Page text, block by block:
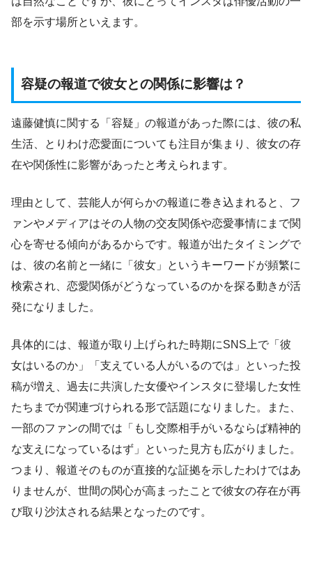
部を示す場所といえます。
容疑の報道で彼女との関係に影響は？
遠藤健慎に関する「容疑」の報道があった際には、彼の私
生活、とりわけ恋愛面についても注目が集まり、彼女の存
在や関係性に影響があったと考えられます。
理由として、芸能人が何らかの報道に巻き込まれると、フ
ァンやメディアはその人物の交友関係や恋愛事情にまで関
心を寄せる傾向があるからです。報道が出たタイミングで
は、彼の名前と一緒に「彼女」というキーワードが頻繁に
検索され、恋愛関係がどうなっているのかを探る動きが活
発になりました。
具体的には、報道が取り上げられた時期にSNS上で「彼
女はいるのか」「支えている人がいるのでは」といった投
稿が増え、過去に共演した女優やインスタに登場した女性
たちまでが関連づけられる形で話題になりました。また、
一部のファンの間では「もし交際相手がいるならば精神的
な支えになっているはず」といった見方も広がりました。
つまり、報道そのものが直接的な証拠を示したわけではあ
りませんが、世間の関心が高まったことで彼女の存在が再
び取り沙汰される結果となったのです。